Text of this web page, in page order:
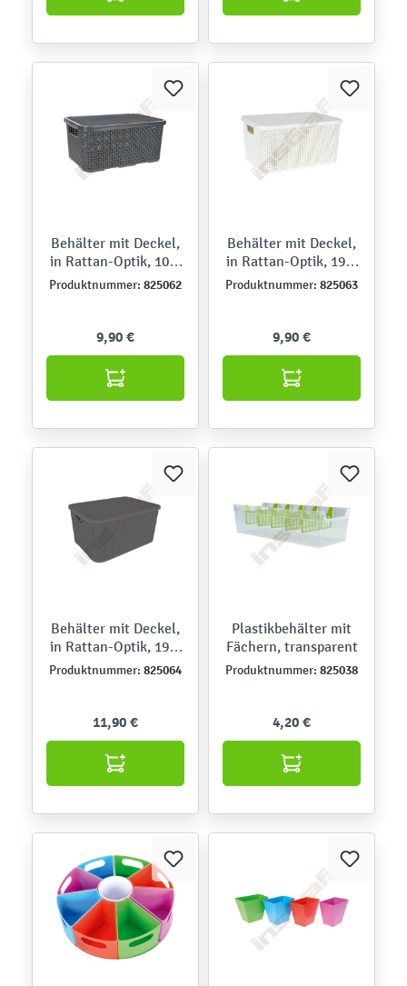
Behälter mit Deckel,
in Rattan-Optik, 10 l,
grau
Produktnummer: 825062
9,90 €
Behälter mit Deckel,
in Rattan-Optik, 19 l,
weiß
Produktnummer: 825063
9,90 €
Behälter mit Deckel,
in Rattan-Optik, 19 l,
grau
Produktnummer: 825064
11,90 €
Plastikbehälter mit
Fächern, transparent
Produktnummer: 825038
4,20 €